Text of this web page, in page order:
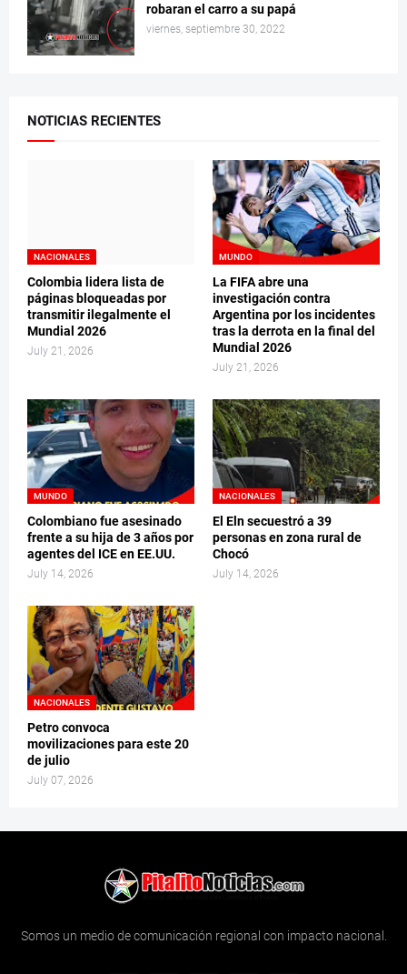
robaran el carro a su papá
viernes, septiembre 30, 2022
NOTICIAS RECIENTES
NACIONALES
Colombia lidera lista de
páginas bloqueadas por
transmitir ilegalmente el
Mundial 2026
July 21, 2026
MUNDO
La FIFA abre una
investigación contra
Argentina por los incidentes
tras la derrota en la final del
Mundial 2026
July 21, 2026
MUNDO
Colombiano fue asesinado
frente a su hija de 3 años por
agentes del ICE en EE.UU.
July 14, 2026
NACIONALES
El Eln secuestró a 39
personas en zona rural de
Chocó
July 14, 2026
NACIONALES
Petro convoca
movilizaciones para este 20
de julio
July 07, 2026
Somos un medio de comunicación regional con impacto nacional.